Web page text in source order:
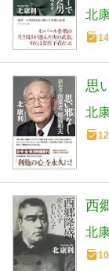
北
思
北
西
北